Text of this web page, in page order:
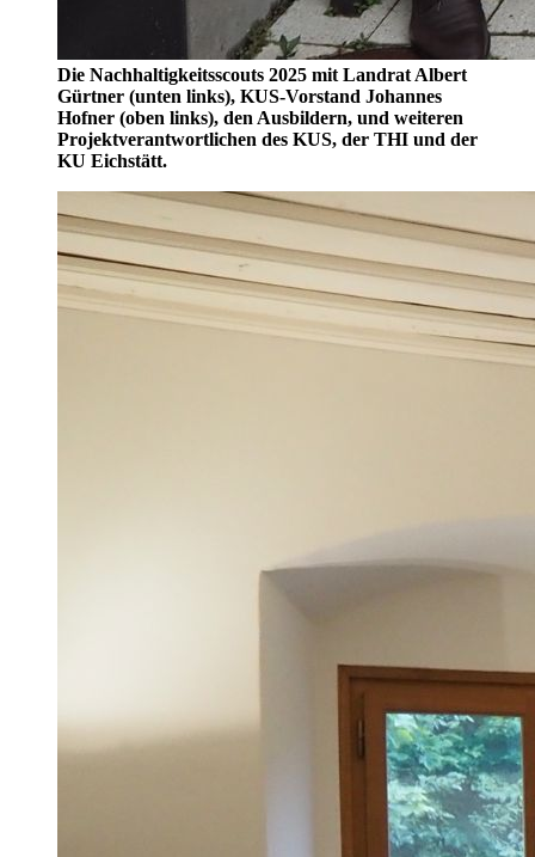
Die Nachhaltigkeitsscouts 2025 mit Landrat Albert
Gürtner (unten links), KUS-Vorstand Johannes
Hofner (oben links), den Ausbildern, und weiteren
Projektverantwortlichen des KUS, der THI und der
KU Eichstätt.